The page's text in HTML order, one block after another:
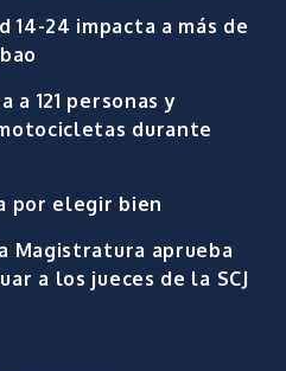
14-24 impacta a más de
a 121 personas y
durante
por elegir bien
Magistratura aprueba
a los jueces de la SCJ